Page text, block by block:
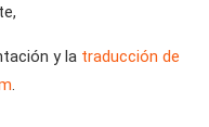
y la traducción de
.